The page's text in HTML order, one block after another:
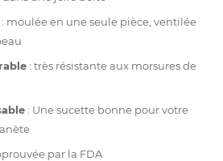
: moulée en une seule pièce, ventilée
: très résistante aux morsures de
: Une sucette bonne pour votre
par la FDA